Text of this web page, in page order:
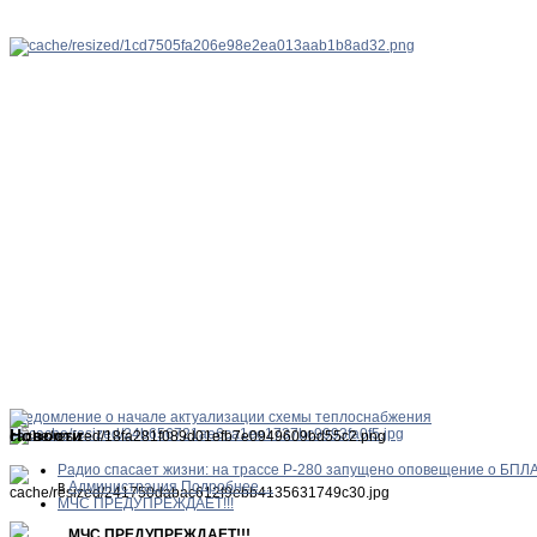
Уведомление о начале актуализации схемы теплоснабжения
Новости
Радио спасает жизни: на трассе Р-280 запущено оповещение о
вАдминистрация Подробнее ...
МЧС ПРЕДУПРЕЖДАЕТ!!!